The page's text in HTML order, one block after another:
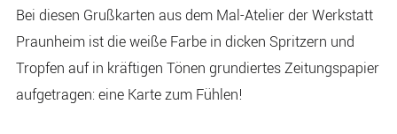
Bei diesen Grußkarten aus dem Mal-Atelier der Werkstatt
Praunheim ist die weiße Farbe in dicken Spritzern und
Tropfen auf in kräftigen Tönen grundiertes Zeitungspapier
aufgetragen: eine Karte zum Fühlen!